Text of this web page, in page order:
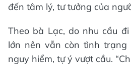
đến tâm lý, tư tưởng của
Theo bà Lạc, do nhu cầu
lớn nên vẫn còn tình trạng
nguy hiểm, tự ý vượt cầu.